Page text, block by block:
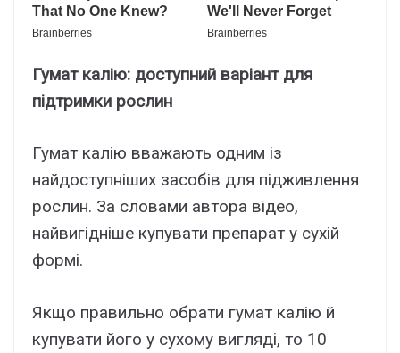
Гумат калію: доступний варіант для
підтримки рослин
Гумат калію вважають одним із
найдоступніших засобів для підживлення
рослин. За словами автора відео,
найвигідніше купувати препарат у сухій
формі.
Якщо правильно обрати гумат калію й
купувати його у сухому вигляді, то 10